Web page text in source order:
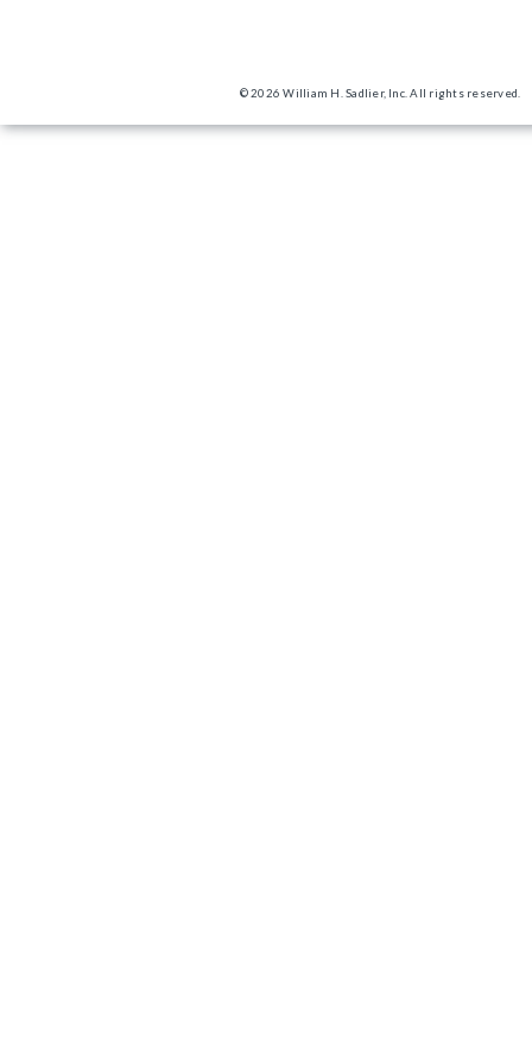
© 2026 William H. Sadlier, Inc. All rights reserved.